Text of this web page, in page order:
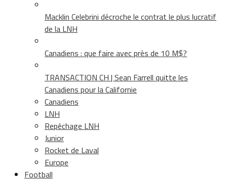
Macklin Celebrini décroche le contrat le plus lucratif
de la LNH
Canadiens : que faire avec près de 10 M$?
TRANSACTION CH | Sean Farrell quitte les
Canadiens pour la Californie
Canadiens
LNH
Repêchage LNH
Junior
Rocket de Laval
Europe
Football